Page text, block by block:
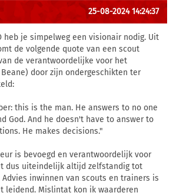
25-08-2024 14:24:37
heb je simpelweg een visionair nodig. Uit
de volgende quote van een scout
de verantwoordelijke voor het
door zijn ondergeschikten ter
this is the man. He answers to no one
God. And he doesn't have to answer to
He makes decisions."
is bevoegd en verantwoordelijk voor
dus uiteindelijk altijd zelfstandig tot
Advies inwinnen van scouts en trainers is
leidend. Mislintat kon ik waarderen